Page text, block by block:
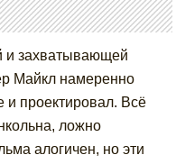
и захватывающей
Майкл намеренно
и проектировал. Всё
ложно
алогичен, но эти